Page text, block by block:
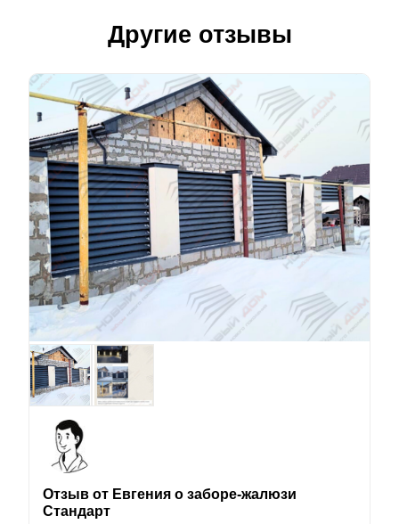
Другие отзывы
Отзыв от Евгения о заборе-жалюзи
Стандарт